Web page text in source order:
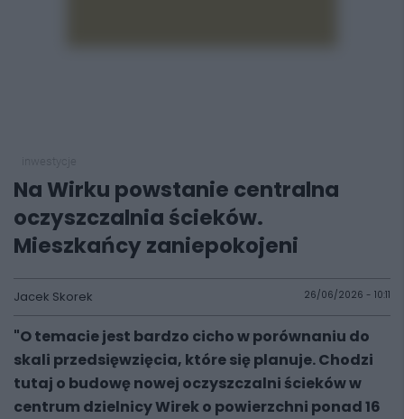
Na Wirku powstanie centralna
oczyszczalnia ścieków.
Mieszkańcy zaniepokojeni
Jacek Skorek 26/06/2026 - 10:11
"O temacie jest bardzo cicho w porównaniu do
skali przedsięwzięcia, które się planuje. Chodzi
tutaj o budowę nowej oczyszczalni ścieków w
centrum dzielnicy Wirek o powierzchni ponad 16